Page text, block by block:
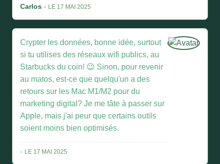
Carlos - LE 17 MAI 2025
Crypter les données, bonne idée, surtout
si tu utilises des réseaux wifi publics, au
Starbucks du coin! 😉 Sinon, pour revenir
au matos, est-ce que quelqu'un a des
retours sur les Mac M1/M2 pour du
marketing digital? Je me tâte à passer sur
Apple, mais j'ai peur que certains outils
soient moins bien optimisés.
- LE 17 MAI 2025